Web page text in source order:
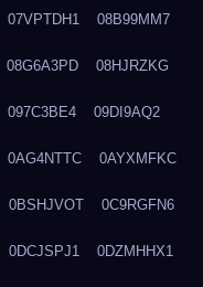
07VPTDH1 08B99MM7
08G6A3PD 08HJRZKG
097C3BE4 09DI9AQ2
0AG4NTTC 0AYXMFKC
0BSHJVOT 0C9RGFN6
0DCJSPJ1 0DZMHHX1